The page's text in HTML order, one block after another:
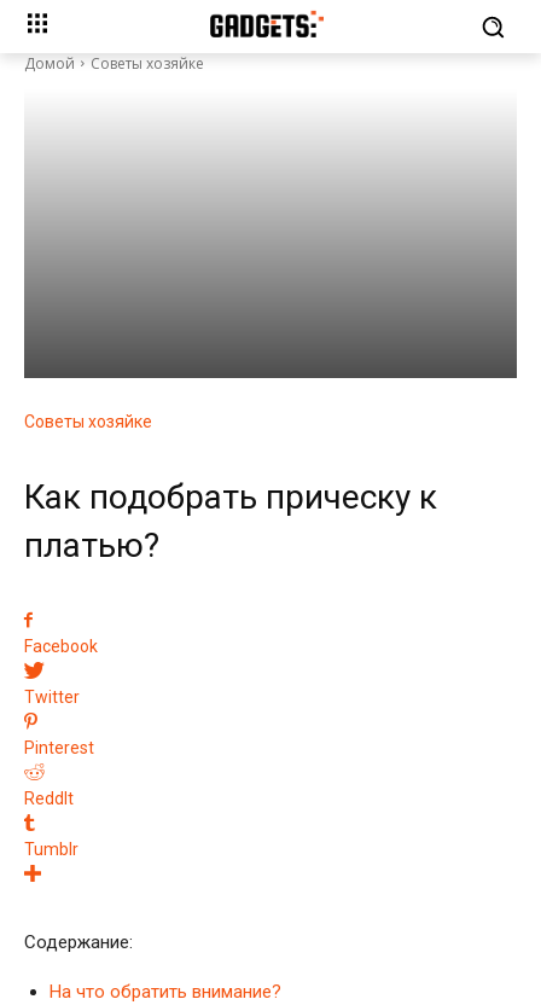
Домой Советы хозяйке
Советы хозяйке
Как подобрать прическу к
платью?
Facebook
Twitter
Pinterest
ReddIt
Tumblr
Содержание:
На что обратить внимание?